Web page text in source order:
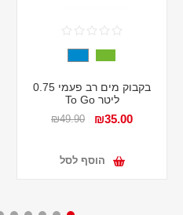
בקבוק מים רב פעמי 0.75
ליטר To Go
₪35.00
₪49.90
הוסף לסל